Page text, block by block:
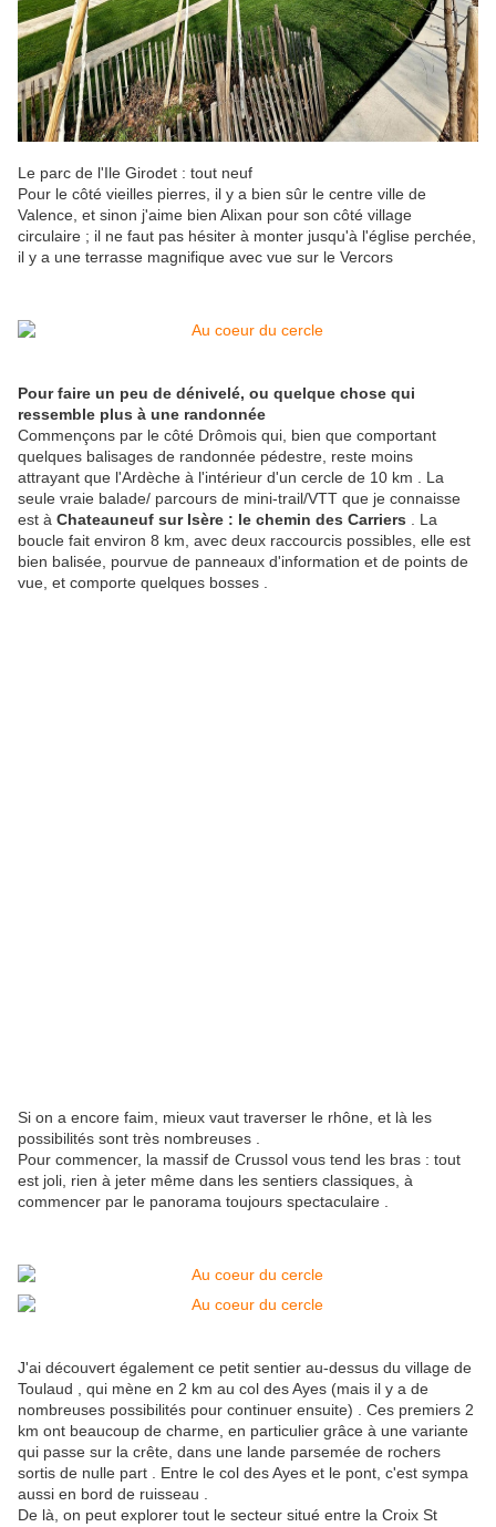
Le parc de l'Ile Girodet : tout neuf
Pour le côté vieilles pierres, il y a bien sûr le centre ville de
Valence, et sinon j'aime bien Alixan pour son côté village
circulaire ; il ne faut pas hésiter à monter jusqu'à l'église perchée,
il y a une terrasse magnifique avec vue sur le Vercors
Pour faire un peu de dénivelé, ou quelque chose qui
ressemble plus à une randonnée
Commençons par le côté Drômois qui, bien que comportant
quelques balisages de randonnée pédestre, reste moins
attrayant que l'Ardèche à l'intérieur d'un cercle de 10 km . La
seule vraie balade/ parcours de mini-trail/VTT que je connaisse
est à Chateauneuf sur Isère : le chemin des Carriers . La
boucle fait environ 8 km, avec deux raccourcis possibles, elle est
bien balisée, pourvue de panneaux d'information et de points de
vue, et comporte quelques bosses .
Si on a encore faim, mieux vaut traverser le rhône, et là les
possibilités sont très nombreuses .
Pour commencer, la massif de Crussol vous tend les bras : tout
est joli, rien à jeter même dans les sentiers classiques, à
commencer par le panorama toujours spectaculaire .
J'ai découvert également ce petit sentier au-dessus du village de
Toulaud , qui mène en 2 km au col des Ayes (mais il y a de
nombreuses possibilités pour continuer ensuite) . Ces premiers 2
km ont beaucoup de charme, en particulier grâce à une variante
qui passe sur la crête, dans une lande parsemée de rochers
sortis de nulle part . Entre le col des Ayes et le pont, c'est sympa
aussi en bord de ruisseau .
De là, on peut explorer tout le secteur situé entre la Croix St